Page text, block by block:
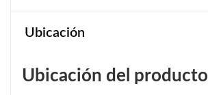
Ubicación
Ubicación del producto